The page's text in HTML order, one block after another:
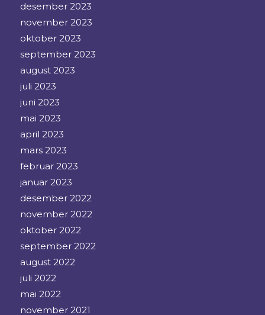
desember 2023
november 2023
oktober 2023
september 2023
august 2023
juli 2023
juni 2023
mai 2023
april 2023
mars 2023
februar 2023
januar 2023
desember 2022
november 2022
oktober 2022
september 2022
august 2022
juli 2022
mai 2022
november 2021